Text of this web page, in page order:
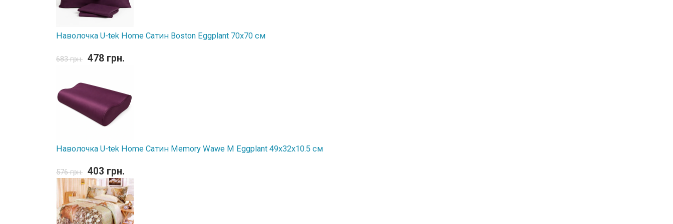
Наволочка U-tek Home Сатин Boston Eggplant 70х70 см
683 грн. 478 грн.
Наволочка U-tek Home Сатин Memory Wawe M Eggplant 49х32х10.5 см
576 грн. 403 грн.